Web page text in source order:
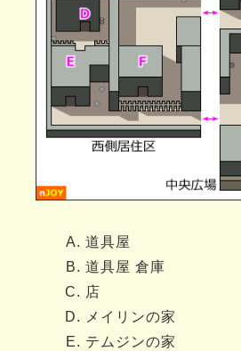
道具屋
道具屋 倉庫
店
メイリンの家
テムジンの家